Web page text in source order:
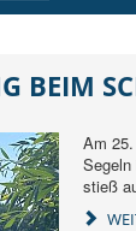
BEIM
Am
stieß